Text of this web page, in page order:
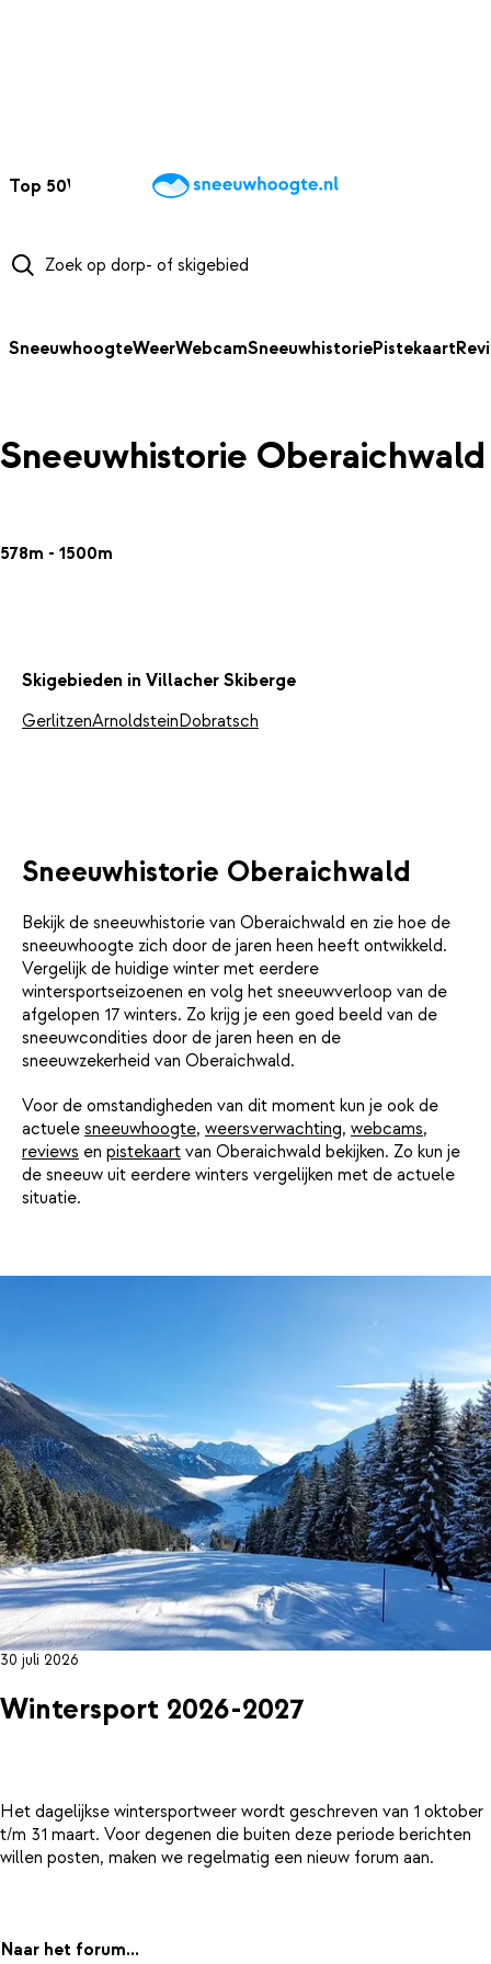
Top 50Webcams WintersportweerKaarten
SneeuwhoogteWeerWebcamSneeuwhistoriePistekaart
Sneeuwhistorie Oberaichwald
578m - 1500m
Skigebieden in Villacher Skiberge
GerlitzenArnoldsteinDobratsch
Sneeuwhistorie Oberaichwald
Bekijk de sneeuwhistorie van Oberaichwald en zie hoe de
sneeuwhoogte zich door de jaren heen heeft ontwikkeld.
Vergelijk de huidige winter met eerdere
wintersportseizoenen en volg het sneeuwverloop van de
afgelopen 17 winters. Zo krijg je een goed beeld van de
sneeuwcondities door de jaren heen en de
sneeuwzekerheid van Oberaichwald.
Voor de omstandigheden van dit moment kun je ook de
actuele sneeuwhoogte, weersverwachting, webcams,
reviews en pistekaart van Oberaichwald bekijken. Zo kun je
de sneeuw uit eerdere winters vergelijken met de actuele
situatie.
30 juli 2026
Wintersport 2026-2027
Het dagelijkse wintersportweer wordt geschreven van 1 oktober
t/m 31 maart. Voor degenen die buiten deze periode berichten
willen posten, maken we regelmatig een nieuw forum aan.
Naar het forum...